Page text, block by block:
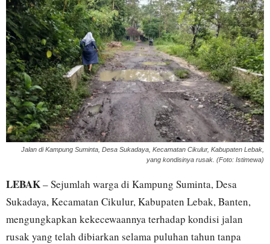
Jalan di Kampung Suminta, Desa Sukadaya, Kecamatan Cikulur, Kabupaten Lebak,
yang kondisinya rusak. (Foto: Istimewa)
LEBAK– Sejumlah warga di Kampung Suminta, Desa
Sukadaya, Kecamatan Cikulur, Kabupaten Lebak, Banten,
mengungkapkan kekecewaannya terhadap kondisi jalan
rusak yang telah dibiarkan selama puluhan tahun tanpa